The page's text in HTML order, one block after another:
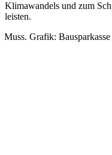
Klimawandels und zum
leisten.